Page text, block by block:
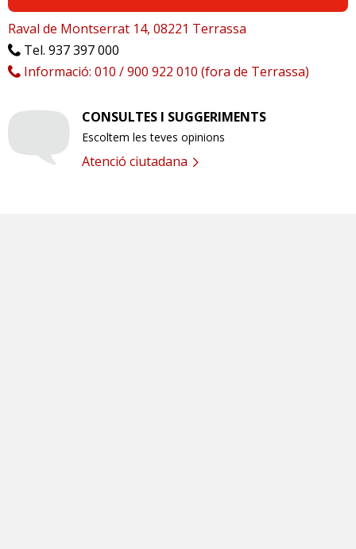
Raval de Montserrat 14, 08221 Terrassa
Tel. 937 397 000
Informació: 010 / 900 922 010 (fora de Terrassa)
CONSULTES I SUGGERIMENTS
Escoltem les teves opinions
Atenció ciutadana